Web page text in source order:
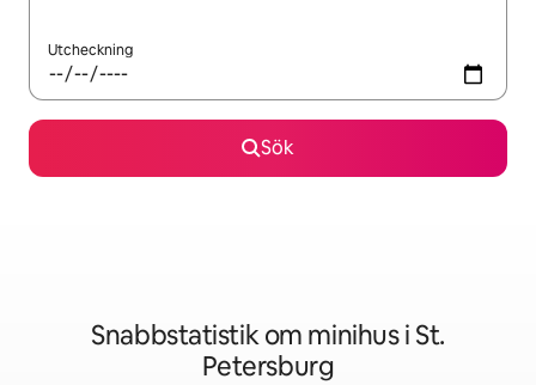
Utcheckning
Sök
Snabbstatistik om minihus i St.
Petersburg